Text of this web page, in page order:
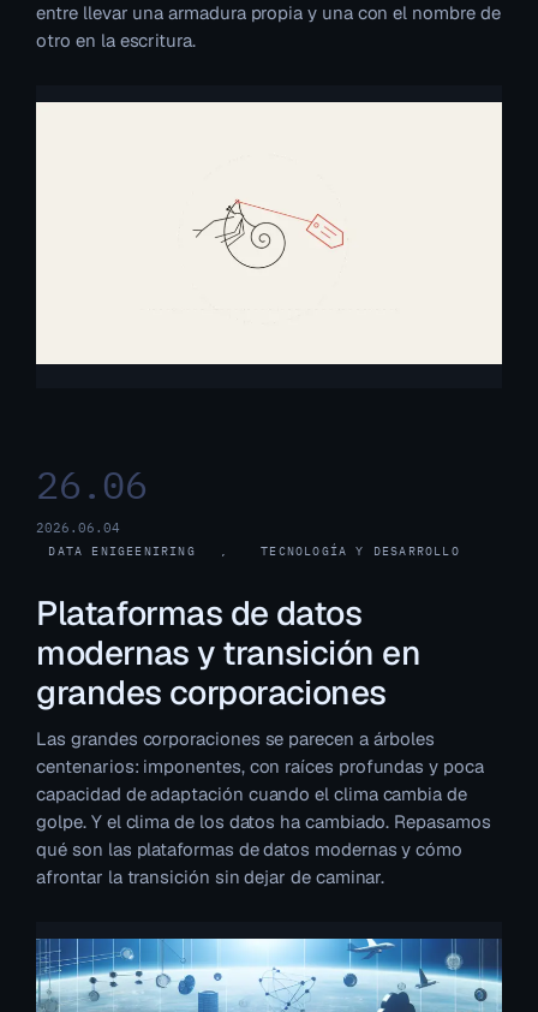
entre llevar una armadura propia y una con el nombre de
otro en la escritura.
26.06
2026.06.04
DATA ENIGEENIRING , TECNOLOGÍA Y DESARROLLO
Plataformas de datos
modernas y transición en
grandes corporaciones
Las grandes corporaciones se parecen a árboles
centenarios: imponentes, con raíces profundas y poca
capacidad de adaptación cuando el clima cambia de
golpe. Y el clima de los datos ha cambiado. Repasamos
qué son las plataformas de datos modernas y cómo
afrontar la transición sin dejar de caminar.